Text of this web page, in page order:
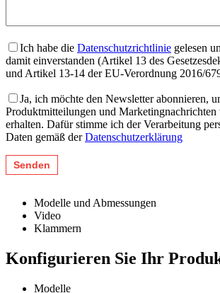
Ich habe die Datenschutzrichtlinie gelesen
damit einverstanden (Artikel 13 des
und Artikel 13-14 der EU-Verordnung 2016/
Ja, ich möchte den Newsletter abonnieren,
Produktmitteilungen und Marketingnachrichten
erhalten. Dafür stimme ich der Verarbeitung
Daten gemäß derDatenschutzerklärung
Modelle und Abmessungen
Video
Klammern
Konfigurieren Sie Ihr
Modelle